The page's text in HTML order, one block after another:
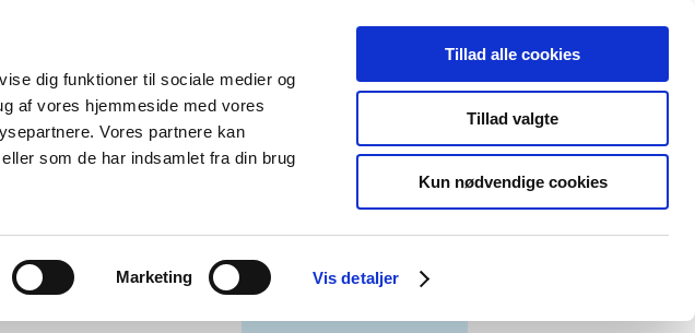
dig funktioner til sociale medier og
af vores hjemmeside med vores
Vores partnere kan
som de har indsamlet fra din brug
Marketing Vis detaljer
Tillad alle cookies
Tillad valgte
Kun nødvendige cookies
Om os Kontakt Udgivelser
Apoteker og salg af
Medicinsk
Særlige
produktområder